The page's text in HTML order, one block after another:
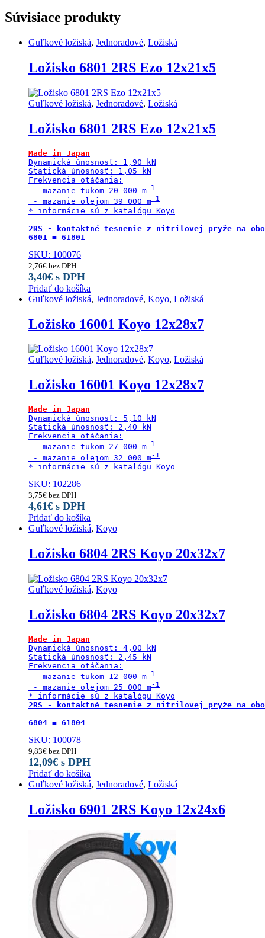
Súvisiace produkty
Guľkové ložiská, Jednoradové, Ložiská
Ložisko 6801 2RS Ezo 12x21x5
Guľkové ložiská, Jednoradové, Ložiská
Ložisko 6801 2RS Ezo 12x21x5
Made in Japan
Dynamická únosnosť: 1,90 kN
Statická únosnosť: 1,05 kN
Frekvencia otáčania:
- mazanie tukom 20 000 m
- mazanie olejom 39 000 m
* informácie sú z katalógu Koyo
2RS - kontaktné tesnenie z nitrilovej pryže na
6801 = 61801
SKU: 100076
2,76€ bez DPH
3,40€ s DPH
Pridať do košíka
Guľkové ložiská, Jednoradové, Koyo, Ložiská
Ložisko 16001 Koyo 12x28x7
Guľkové ložiská, Jednoradové, Koyo, Ložiská
Ložisko 16001 Koyo 12x28x7
Dynamická únosnosť: 5,10 kN
Statická únosnosť: 2,40 kN
Frekvencia otáčania:
- mazanie tukom 27 000 m
- mazanie olejom 32 000 m
* informácie sú z katalógu Koyo
SKU: 102286
3,75€ bez DPH
4,61€ s DPH
Pridať do košíka
Guľkové ložiská, Koyo
Ložisko 6804 2RS Koyo 20x32x7
Guľkové ložiská, Koyo
Ložisko 6804 2RS Koyo 20x32x7
Made in Japan
Dynamická únosnosť: 4,00 kN
Statická únosnosť: 2,45 kN
Frekvencia otáčania:
- mazanie tukom 12 000 m
- mazanie olejom 25 000 m
2RS - kontaktné tesnenie z nitrilovej pryže na
6804 = 61804
SKU: 100078
9,83€ bez DPH
12,09€ s DPH
Pridať do košíka
Guľkové ložiská, Jednoradové, Ložiská
Ložisko 6901 2RS Koyo 12x24x6